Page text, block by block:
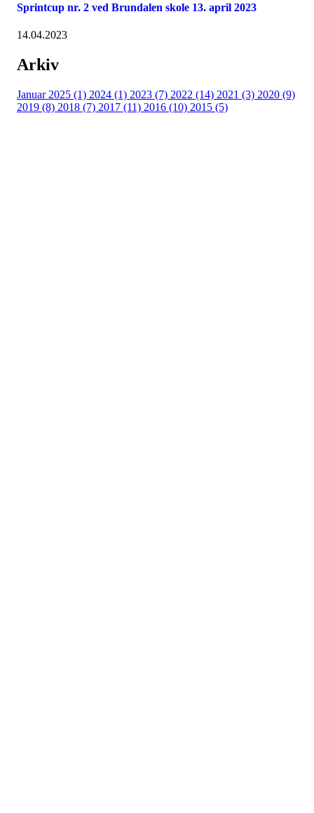
Sprintcup nr. 2 ved Brundalen skole 13. april 2023
14.04.2023
Arkiv
Januar 2025 (1) 2024 (1) 2023 (7) 2022 (14) 2021 (3) 2020 (9)
2019 (8) 2018 (7) 2017 (11) 2016 (10) 2015 (5)